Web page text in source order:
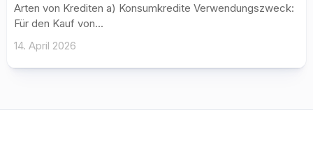
Arten von Krediten a) Konsumkredite Verwendungszweck:
Für den Kauf von...
14. April 2026